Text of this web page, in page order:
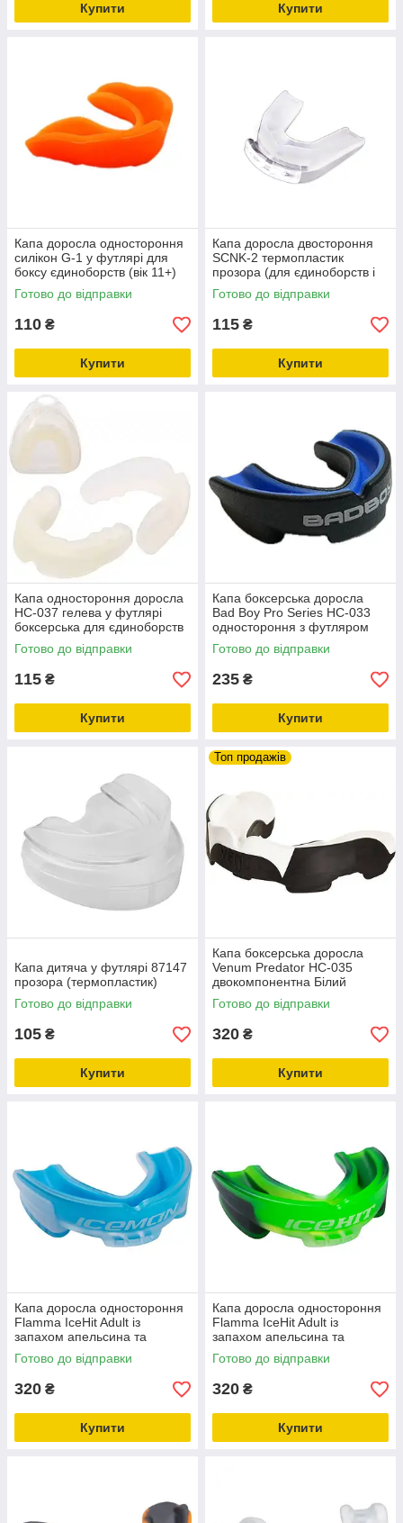
Купити Купити
Капа доросла одностороння
силікон G-1 у футлярі для
боксу єдиноборств (вік 11+)
Готово до відправки
110 ₴
Купити
Капа доросла двостороння
SCNK-2 термопластик
прозора (для єдиноборств і
боксу)
Готово до відправки
115 ₴
Купити
Капа одностороння доросла
HC-037 гелева у футлярі
боксерська для єдиноборств
(вік 11+)
Готово до відправки
115 ₴
Купити
Капа боксерська доросла
Bad Boy Pro Series HC-033
одностороння з футляром
(для боксу, єдиноборств)
Готово до відправки
235 ₴
Купити
Капа дитяча у футлярі 87147
прозора (термопластик)
Готово до відправки
105 ₴
Купити
Топ продажів
Капа боксерська доросла
Venum Predator HC-035
двокомпонентна Білий
Готово до відправки
320 ₴
Купити
Капа доросла одностороння
Flamma IceHit Adult із
запахом апельсина та
ментолу (11+) Синій
Готово до відправки
320 ₴
Купити
Капа доросла одностороння
Flamma IceHit Adult із
запахом апельсина та
ментолу (11+) Зелений
Готово до відправки
320 ₴
Купити